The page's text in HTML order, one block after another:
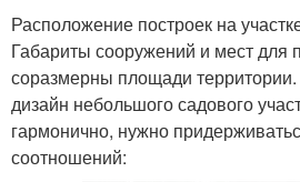
Расположение построек на
Габариты сооружений и мест для
соразмерны площади
дизайн небольшого садового
гармонично, нужно
соотношений: